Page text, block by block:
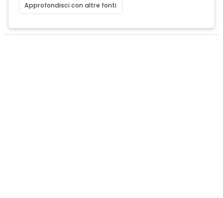
Approfondisci con altre fonti